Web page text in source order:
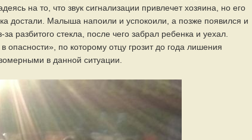
на то, что звук сигнализации привлечет хозяина, но его
достали. Малыша напоили и успокоили, а позже появился и
разбитого стекла, после чего забрал ребенка и уехал.
опасности», по которому отцу грозит до года лишения
в данной ситуации.